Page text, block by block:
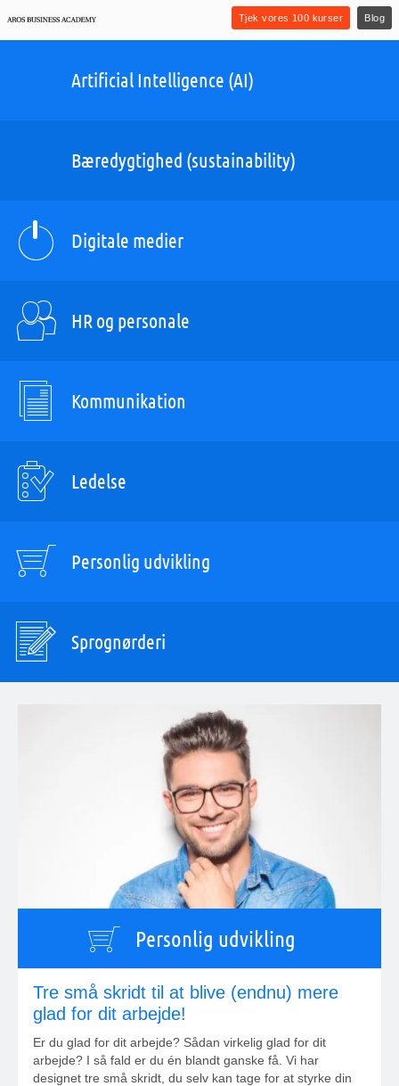
Tjek vores 100 kurser Blog
Artificial Intelligence (AI)
Bæredygtighed (sustainability)
Digitale medier
HR og personale
Kommunikation
Ledelse
Personlig udvikling
Sprognørderi
Personlig udvikling
Tre små skridt til at blive (endnu) mere
glad for dit arbejde!
Er du glad for dit arbejde? Sådan virkelig glad for dit
arbejde? I så fald er du én blandt ganske få. Vi har
designet tre små skridt, du selv kan tage for at styrke din